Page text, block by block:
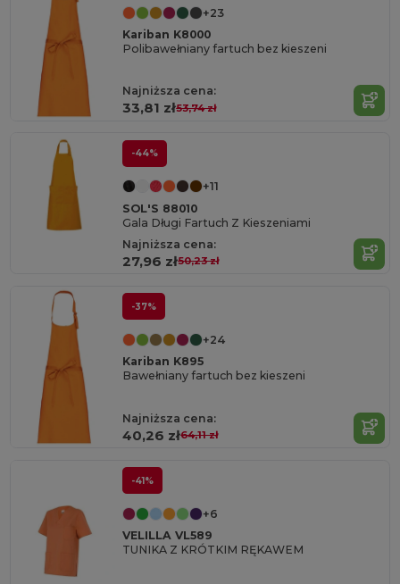
+23
Kariban K8000
Polibawełniany fartuch bez kieszeni
Najniższa cena:
33,81 zł53,74 zł
-44%
+11
SOL'S 88010
Gala Długi Fartuch Z Kieszeniami
Najniższa cena:
27,96 zł50,23 zł
-37%
+24
Kariban K895
Bawełniany fartuch bez kieszeni
Najniższa cena:
40,26 zł64,11 zł
-41%
+6
VELILLA VL589
TUNIKA Z KRÓTKIM RĘKAWEM